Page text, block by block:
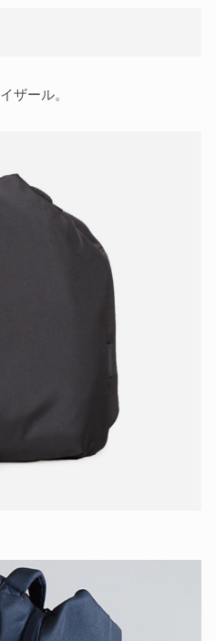
ザール。